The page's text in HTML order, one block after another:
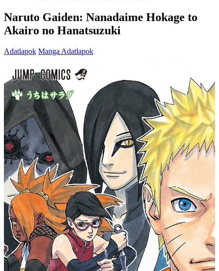
Naruto Gaiden: Nanadaime Hokage to
Akairo no Hanatsuzuki
Adatlapok Manga Adatlapok